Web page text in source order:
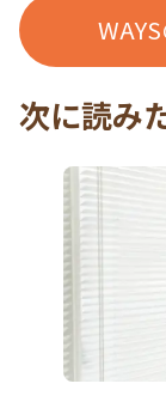
次に読み